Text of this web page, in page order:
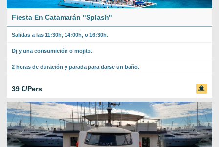
Fiesta En Catamarán "Splash"
Salidas a las 11:30h, 14:00h, o 16:30h.
Dj y una consumición o mojito.
2 horas de duración y parada para darse un baño.
39 €/Pers